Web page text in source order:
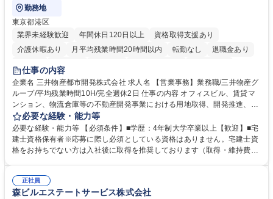
勤務地
東京都港区
業界未経験歓迎
年間休日120日以上
資格取得支援あり
介護休暇あり
月平均残業時間20時間以内 転勤なし
退職金あり
在宅OK
賞与あり
駅近5分以内
土日祝休み 寮・社宅あり
仕事の内容
企業名 三井物産都市開発株式会社 求人名 【営業事務】業務職/三井物産グ
ループ/平均残業時間10H/完全週休2日 仕事の内容 オフィスビル、賃貸マ
ンション、物流倉庫等の不動産開発事業における用地取得、開発推進、賃
貸運営、売却、仲介・活用提案等を行う営業部門において事務業務を担当
いただきます。 【詳細】・契約書管理、契約書製本、捺印対応、ファイリ
ング、登記簿取得、調書取得・支払業務（各種費用支払、支払管理、請
求・支払データ登録、取引先マスター申請対応）・予算作成及び予実管
の他に担当頂く業務が発生する場合があります。 募集職種 【営業事務】
業務職/三井物産グループ/平均残業時間10H/完全週休2日
必要な経験・能力等
必要な経験・能力等 【必須条件】■学歴：4年制大学卒業以上【歓迎】■宅
建士資格保有者※応募に際し必須としている資格はありません。宅建士資
格をお持ちでない方は入社後に取得を推奨しております（取得・維持費用
ション力がある方。 ・チャレンジを厭わず、粘り強く業務に取り組める
方。多様な関係者と謙虚に信頼関係を構築でき、期限を意識したスケジュ
正社員
森ビルエステートサービス株式会社